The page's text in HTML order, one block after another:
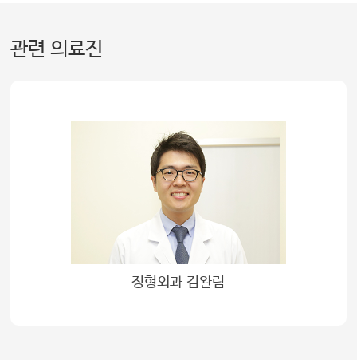
관련 의료진
정형외과 김완림